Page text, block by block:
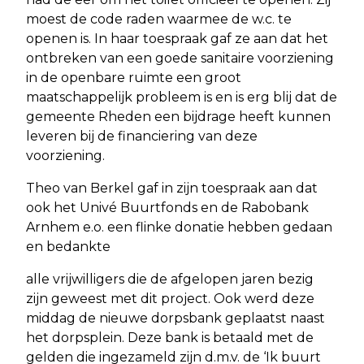
moest de code raden waarmee de w.c. te
openen is. In haar toespraak gaf ze aan dat het
ontbreken van een goede sanitaire voorziening
in de openbare ruimte een groot
maatschappelijk probleem is en is erg blij dat de
gemeente Rheden een bijdrage heeft kunnen
leveren bij de financiering van deze
voorziening.
Theo van Berkel gaf in zijn toespraak aan dat
ook het Univé Buurtfonds en de Rabobank
Arnhem e.o. een flinke donatie hebben gedaan
en bedankte
alle vrijwilligers die de afgelopen jaren bezig
zijn geweest met dit project. Ook werd deze
middag de nieuwe dorpsbank geplaatst naast
het dorpsplein. Deze bank is betaald met de
gelden die ingezameld zijn d.m.v. de ‘Ik buurt